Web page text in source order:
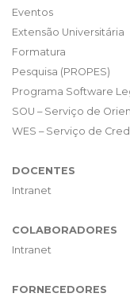
Eventos
Extensão Universitária
Formatura
Pesquisa (PROPES)
Programa Software
SOU – Serviço de
WES – Serviço de
DOCENTES
Intranet
COLABORADORES
Intranet
FORNECEDORES